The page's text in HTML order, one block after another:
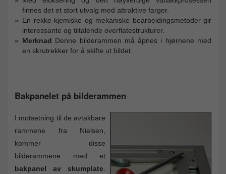
finnes det et stort utvalg med attraktive farger.
En rekke kjemiske og mekaniske bearbeidingsmetoder gir
interessante og tiltalende overflatestrukturer.
Merknad Denne bilderammen må åpnes i hjørnene med
en skrutrekker for å skifte ut bildet.
Bakpanelet på bilderammen
I motsetning til de avtakbare
rammene fra Nielsen,
kommer disse
bilderammene med et
bakpanel av skumplate